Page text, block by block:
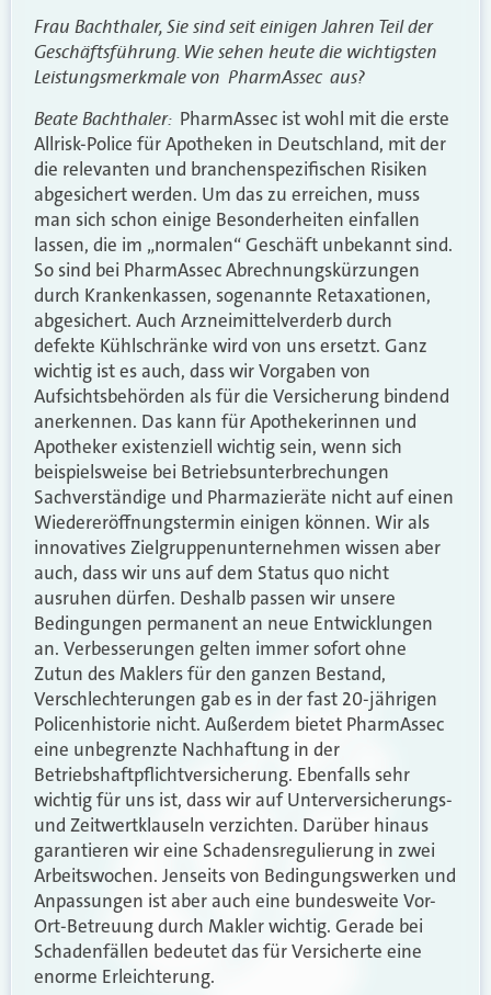
Frau Bachthaler, Sie sind seit einigen Jahren Teil der
Geschäftsführung. Wie sehen heute die wichtigsten
Leistungsmerkmale von PharmAssec aus?
Beate Bachthaler: PharmAssec ist wohl mit die erste
Allrisk-Police für Apotheken in Deutschland, mit der
die relevanten und branchenspezifischen Risiken
abgesichert werden. Um das zu erreichen, muss
man sich schon einige Besonderheiten einfallen
lassen, die im „normalen“ Geschäft unbekannt sind.
So sind bei PharmAssec Abrechnungskürzungen
durch Krankenkassen, sogenannte Retaxationen,
abgesichert. Auch Arzneimittelverderb durch
defekte Kühlschränke wird von uns ersetzt. Ganz
wichtig ist es auch, dass wir Vorgaben von
Aufsichtsbehörden als für die Versicherung bindend
anerkennen. Das kann für Apothekerinnen und
Apotheker existenziell wichtig sein, wenn sich
beispielsweise bei Betriebsunterbrechungen
Sachverständige und Pharmazieräte nicht auf einen
Wiedereröffnungstermin einigen können. Wir als
innovatives Zielgruppenunternehmen wissen aber
auch, dass wir uns auf dem Status quo nicht
ausruhen dürfen. Deshalb passen wir unsere
Bedingungen permanent an neue Entwicklungen
an. Verbesserungen gelten immer sofort ohne
Zutun des Maklers für den ganzen Bestand,
Verschlechterungen gab es in der fast 20-jährigen
Policenhistorie nicht. Außerdem bietet PharmAssec
eine unbegrenzte Nachhaftung in der
Betriebshaftpflichtversicherung. Ebenfalls sehr
wichtig für uns ist, dass wir auf Unterversicherungs-
und Zeitwertklauseln verzichten. Darüber hinaus
garantieren wir eine Schadensregulierung in zwei
Arbeitswochen. Jenseits von Bedingungswerken und
Anpassungen ist aber auch eine bundesweite Vor-
Ort-Betreuung durch Makler wichtig. Gerade bei
Schadenfällen bedeutet das für Versicherte eine
enorme Erleichterung.